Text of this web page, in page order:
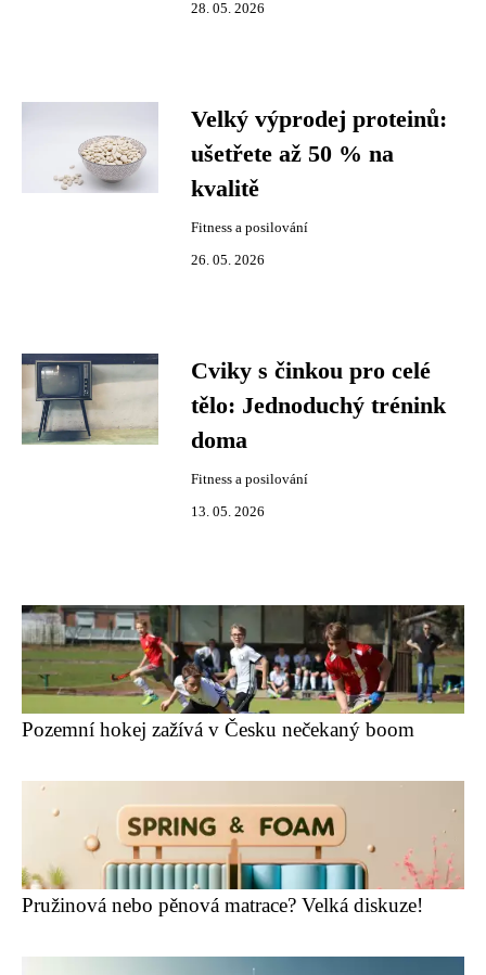
28. 05. 2026
Velký výprodej proteinů:
ušetřete až 50 % na
kvalitě
Fitness a posilování
26. 05. 2026
Cviky s činkou pro celé
tělo: Jednoduchý trénink
doma
Fitness a posilování
13. 05. 2026
Pozemní hokej zažívá v Česku nečekaný boom
Pružinová nebo pěnová matrace? Velká diskuze!